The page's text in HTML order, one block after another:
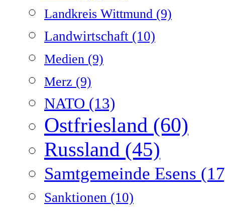
Landkreis Wittmund (9)
Landwirtschaft (10)
Medien (9)
Merz (9)
NATO (13)
Ostfriesland (60)
Russland (45)
Samtgemeinde Esens
Sanktionen (10)